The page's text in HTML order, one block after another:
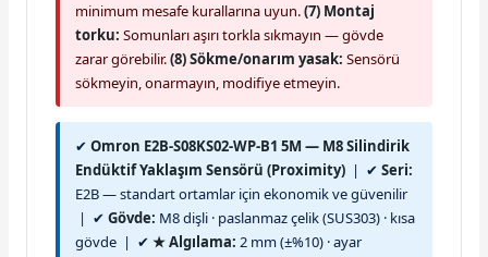
minimum mesafe kurallarına uyun.(7) Montaj
torku: Somunları aşırı torkla sıkmayın — gövde
zarar görebilir.(8) Sökme/onarım yasak: Sensörü
sökmeyin, onarmayın, modifiye etmeyin.
✔ Omron E2B-S08KS02-WP-B1 5M — M8 Silindirik
Endüktif Yaklaşım Sensörü (Proximity) | ✔ Seri:
E2B — standart ortamlar için ekonomik ve güvenilir
| ✔ Gövde: M8 dişli · paslanmaz çelik (SUS303) · kısa
gövde | ✔ ★ Algılama: 2 mm (±%10) · ayar